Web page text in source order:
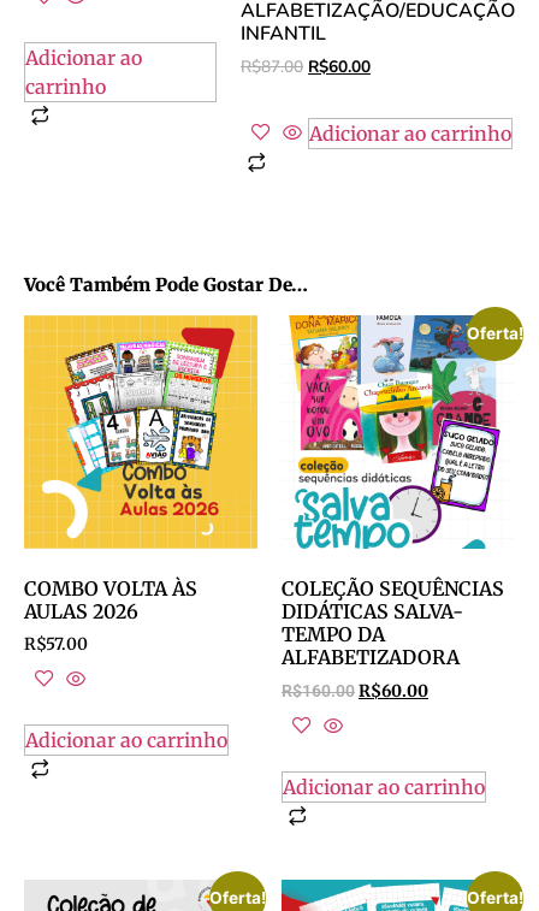
Adicionar ao
carrinho
ALFABETIZAÇÃO/EDUCAÇÃO
INFANTIL
R$87.00 R$60.00
Adicionar ao carrinho
Você Também Pode Gostar De…
COMBO VOLTA ÀS
AULAS 2026
R$57.00
Adicionar ao carrinho
Oferta!
COLEÇÃO SEQUÊNCIAS
DIDÁTICAS SALVA-
TEMPO DA
ALFABETIZADORA
R$160.00R$60.00
Adicionar ao carrinho
Oferta! Oferta!